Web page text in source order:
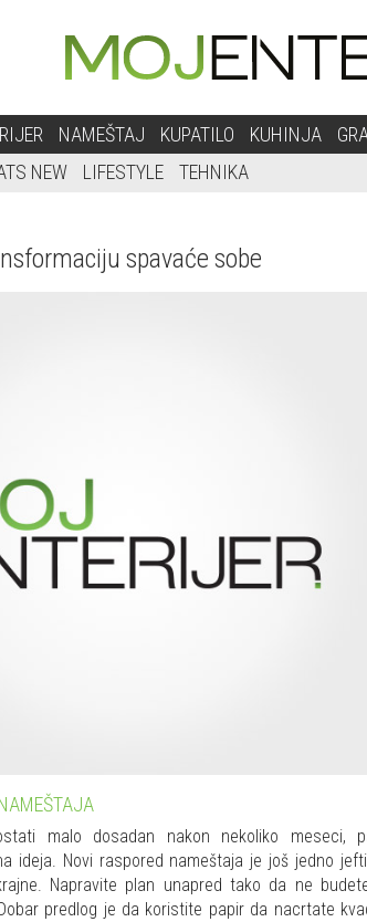
NAMEŠTAJ KUPATILO KUHINJA
NEW LIFESTYLE TEHNIKA
spavaće sobe
malo dosadan nakon nekoliko meseci,
ideja. Novi raspored nameštaja je još jedno
Napravite plan unapred tako da ne
predlog je da koristite papir da nacrtate